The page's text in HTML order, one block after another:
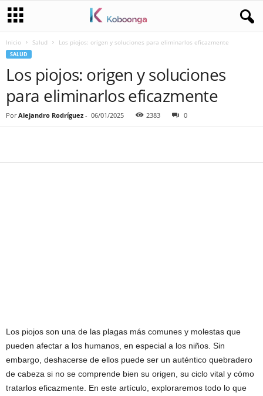
Inicio Salud Los piojos: origen y soluciones para eliminarlos eficazmente
SALUD
Los piojos: origen y soluciones
para eliminarlos eficazmente
Por Alejandro Rodríguez - 06/01/2025 2383 0
Los piojos son una de las plagas más comunes y molestas que
pueden afectar a los humanos, en especial a los niños. Sin
embargo, deshacerse de ellos puede ser un auténtico quebradero
de cabeza si no se comprende bien su origen, su ciclo vital y cómo
tratarlos eficazmente. En este artículo, exploraremos todo lo que